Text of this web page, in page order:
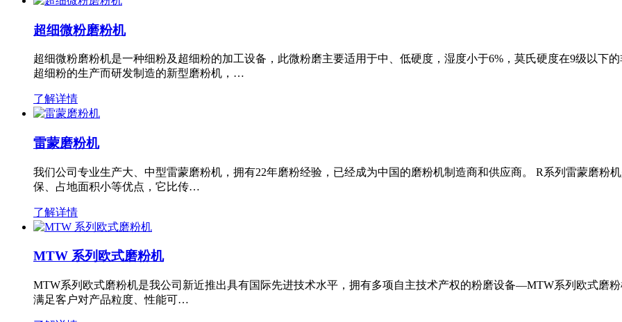
超细微粉磨粉机
超细微粉磨粉机是一种细粉及超细粉的加工设备，此微粉磨主要适用于中、低硬度，湿度小于6%，莫氏硬度在9级以下
超细粉的生产而研发制造的新型磨粉机，…
了解详情
雷蒙磨粉机
我们公司专业生产大、中型雷蒙磨粉机，拥有22年磨粉经验，已经成为中国的磨粉机制造商和供应商。 R系列雷蒙磨粉
保、占地面积小等优点，它比传…
了解详情
MTW 系列欧式磨粉机
MTW系列欧式磨粉机是我公司新近推出具有国际先进技术水平，拥有多项自主技术产权的粉磨设备—MTW系列欧式磨
满足客户对产品粒度、性能可…